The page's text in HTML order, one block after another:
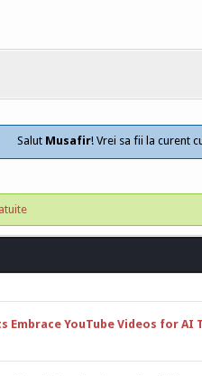
Salut Musafir! Vrei sa fii la curent
Embrace YouTube Videos for
0 Vot(uri) - 0 din 5 în
1 234 5